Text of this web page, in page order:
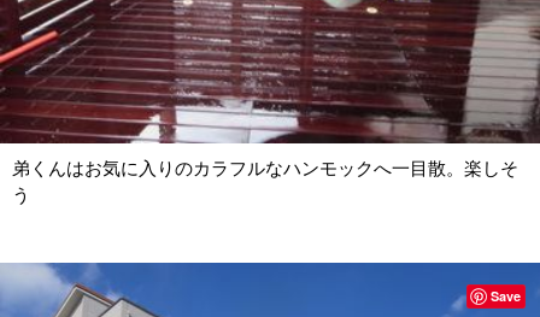
弟くんはお気に入りのカラフルなハンモックへ一目散。楽しそ
う
Save